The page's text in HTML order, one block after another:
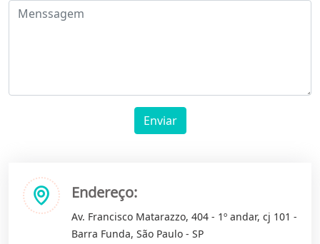
Enviar
Endereço:
Av. Francisco Matarazzo, 404 - 1º andar, cj 101 -
Barra Funda, São Paulo - SP